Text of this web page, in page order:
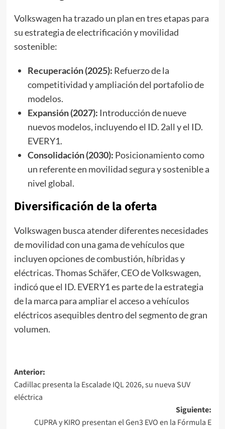
Volkswagen ha trazado un plan en tres etapas para
su estrategia de electrificación y movilidad
sostenible:
Recuperación (2025): Refuerzo de la
competitividad y ampliación del portafolio de
modelos.
Expansión (2027): Introducción de nueve
nuevos modelos, incluyendo el ID. 2all y el ID.
EVERY1.
Consolidación (2030): Posicionamiento como
un referente en movilidad segura y sostenible a
nivel global.
Diversificación de la oferta
Volkswagen busca atender diferentes necesidades
de movilidad con una gama de vehículos que
incluyen opciones de combustión, híbridas y
eléctricas. Thomas Schäfer, CEO de Volkswagen,
indicó que el ID. EVERY1 es parte de la estrategia
de la marca para ampliar el acceso a vehículos
eléctricos asequibles dentro del segmento de gran
volumen.
Navegación
de
entradas
Anterior:
Cadillac presenta la Escalade IQL 2026, su nueva SUV
eléctrica
Siguiente:
CUPRA y KIRO presentan el Gen3 EVO en la Fórmula E